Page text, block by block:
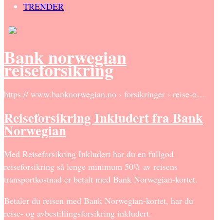
TRENDER
Bank norwegian
reiseforsikring
https:// www.banknorwegian.no › forsikringer › reise-o…
Reiseforsikring Inkludert fra Bank
Norwegian
Med Reiseforsikring Inkludert har du en fullgod
reiseforsikring så lenge minimum 50% av reisens
transportkostnad er betalt med Bank Norwegian-kortet.
Betaler du reisen med Bank Norwegian-kortet, har du
reise- og avbestillingsforsikring inkludert.